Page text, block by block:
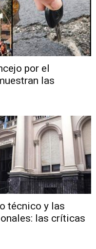
por el
las
técnico y las
las críticas